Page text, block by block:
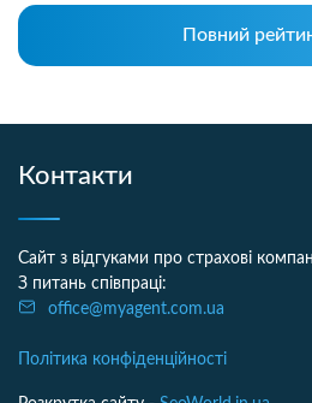
Повний
Контакти
Сайт з відгуками про страхові
З питань співпраці:
office@myagent.com.ua
Політика конфіденційності